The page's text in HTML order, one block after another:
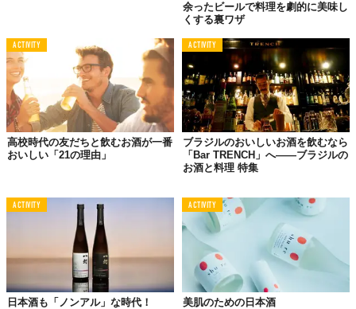
電子レンジで1分間温めると「燗（かん）グリア」が完成する。
余ったビールで料理を劇的に美味し
くする裏ワザ
ACTIVITY
高校時代の友だちと飲むお酒が一番
おいしい「21の理由」
ACTIVITY
ブラジルのおいしいお酒を飲むなら
「Bar TRENCH」へ――ブラジルの
お酒と料理 特集
ACTIVITY
日本酒も「ノンアル」な時代！
ACTIVITY
美肌のための日本酒